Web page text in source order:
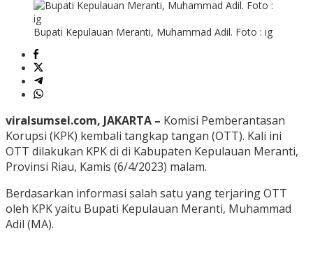
Bupati Kepulauan Meranti, Muhammad Adil. Foto : ig
viralsumsel.com, JAKARTA – Komisi Pemberantasan
Korupsi (KPK) kembali tangkap tangan (OTT). Kali ini
OTT dilakukan KPK di di Kabupaten Kepulauan Meranti,
Provinsi Riau, Kamis (6/4/2023) malam.
Berdasarkan informasi salah satu yang terjaring OTT
oleh KPK yaitu Bupati Kepulauan Meranti, Muhammad
Adil (MA).